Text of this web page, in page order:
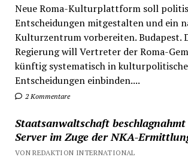
Neue Roma-Kulturplattform soll
Entscheidungen mitgestalten und ein
Kulturzentrum vorbereiten. Budapest.
Regierung will Vertreter der Roma-
künftig systematisch in kulturpolitische
Entscheidungen einbinden....
2 Kommentare
Staatsanwaltschaft beschlagnahmt
Server im Zuge der NKA-
VON REDAKTION INTERNATIONAL